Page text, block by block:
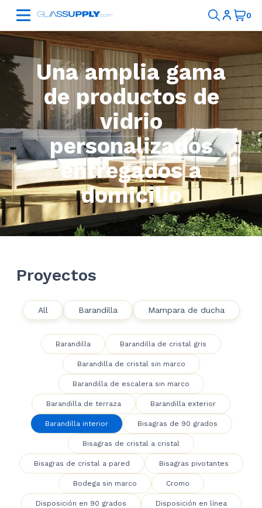
Una amplia gama
de productos de
vidrio
personalizados
entregados a
domicilio
Proyectos
All Barandilla Mampara de ducha
Barandilla Barandilla de cristal gris
Barandilla de cristal sin marco
Barandilla de escalera sin marco
Barandilla de terraza Barandilla exterior
Barandilla interior Bisagras de 90 grados
Bisagras de cristal a cristal
Bisagras de cristal a pared Bisagras pivotantes
Bodega sin marco Cromo
Disposición en 90 grados Disposición en línea